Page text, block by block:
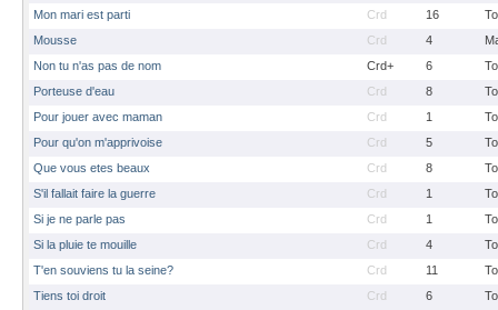
Mon mari est parti
Crd 16
Mousse
Crd 4
Non tu n'as pas de nom
Crd+ 6
Porteuse d'eau
Crd 8
Pour jouer avec maman
Crd 1
Pour qu'on m'apprivoise
Crd 5
Que vous etes beaux
Crd 8
S'il fallait faire la guerre
Crd 1
Si je ne parle pas
Crd 1
Si la pluie te mouille
Crd 4
T'en souviens tu la seine?
Crd 11
Tiens toi droit
Crd 6